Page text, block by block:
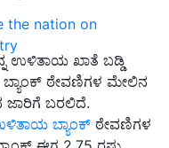
the nation on
ಉಳಿತಾಯ ಖಾತೆ ಬಡ್ಡಿ
ಠೇವಣಿಗಳ ಮೇಲಿನ
ಜಾರಿಗೆ ಬರಲಿದೆ.
ಬ್ಯಾಂಕ್ ಠೇವಣಿಗಳ